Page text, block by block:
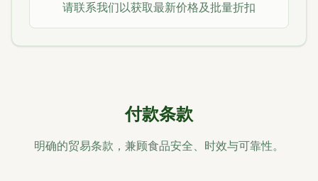
请联系我们以获取最新价格及批量折扣
付款条款
明确的贸易条款，兼顾食品安全、时效与可靠性。